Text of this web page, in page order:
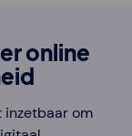
online
inzetbaar om